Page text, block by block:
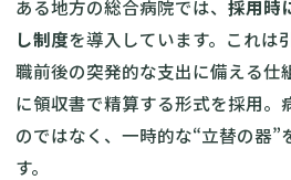
ある地方の総合病院では、 採用時
し制度を導入しています。これは
職前後の突発的な支出に備える仕
に領収書で精算する形式を採用。
のではなく、一時的な“立替の器”
す。